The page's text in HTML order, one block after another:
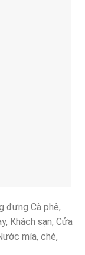
đựng Cà phê,
Khách sạn, Cửa
mía, chè,